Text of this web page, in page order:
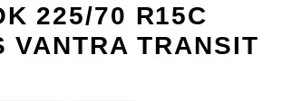
225/70 R15C
VANTRA TRANSIT